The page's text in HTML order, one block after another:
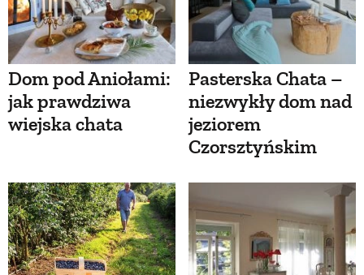
Dom pod Aniołami:
jak prawdziwa
wiejska chata
Pasterska Chata –
niezwykły dom nad
jeziorem
Czorsztyńskim